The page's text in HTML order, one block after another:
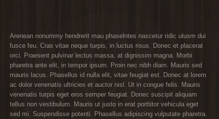
Arenean nonummy hendrerit mau phaselntes nascetur ridic ulusm dui
fusce feu. Cras vitae neque turpis, in luctus risus. Donec et placerat
orci. Praesent pulvinar lectus massa, at dignissim magna. Morbi
pharetra ante elit, in tempor ipsum. Proin nec nibh diam. Mauris sed
mauris lacus. Phasellus id nulla elit, vitae feugiat est. Donec at lorem
ac dolor venenatis ultricies et auctor nisl. Ut in congue felis. Mauris
venenatis turpis eget eros semper feugiat. Donec suscipit aliquam
tellus non vestibulum. Mauris ut justo in erat porttitor vehicula eget
sed mi. Suspendisse potenti. Phasellus adipiscing vulputate pharetra.